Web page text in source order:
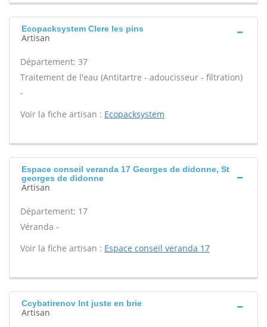
Ecopacksystem Clere les pins
Artisan
Département: 37
Traitement de l'eau (Antitartre - adoucisseur - filtration)
-
Voir la fiche artisan : Ecopacksystem
Espace conseil veranda 17 Georges de didonne, St
georges de didonne
Artisan
Département: 17
Véranda -
Voir la fiche artisan : Espace conseil veranda 17
Ccybatirenov Int juste en brie
Artisan